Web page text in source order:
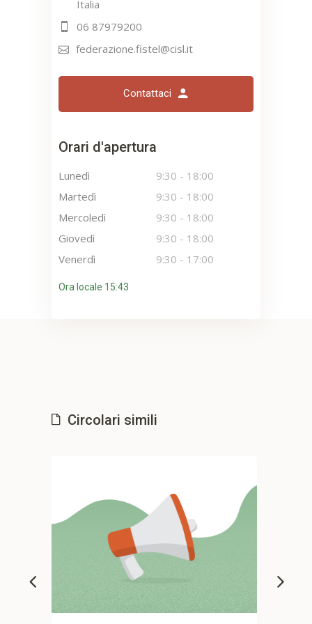
Italia
06 87979200
federazione.fistel@cisl.it
Contattaci
Orari d'apertura
Lunedì 9:30 - 18:00
Martedì
9:30 - 18:00
Mercoledì
9:30 - 18:00
Giovedì
9:30 - 18:00
Venerdì
9:30 - 17:00
Ora locale 15:43
Circolari simili